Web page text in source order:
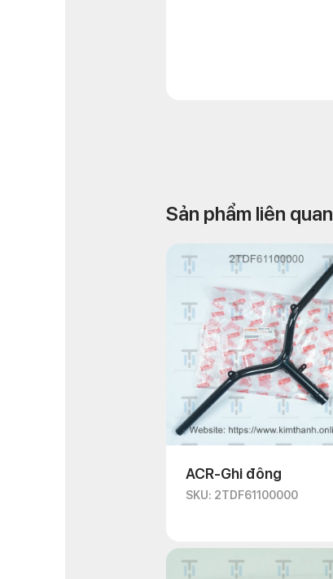
Sản phẩm liên quan
ACR-Ghi đông
SKU: 2TDF61100000